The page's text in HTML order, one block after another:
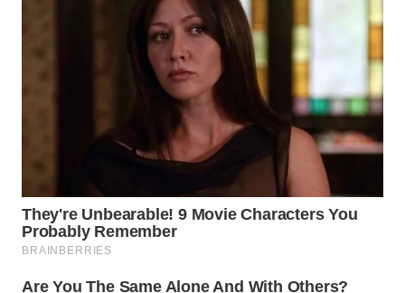
TAPANULI
WN
PADANG
LAWAS